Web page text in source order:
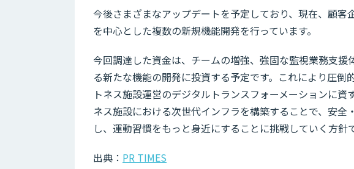
今後さまざまなアップデートを予定しており、現在、顧客
を中心とした複数の新規機能開発を行っています。
今回調達した資金は、チームの増強、強固な監視業務支
る新たな機能の開発に投資する予定です。これにより圧
トネス施設運営のデジタルトランスフォーメーションに
ネス施設における次世代インフラを構築することで、安
し、運動習慣をもっと身近にすることに挑戦していく方針で
出典： PR TIMES